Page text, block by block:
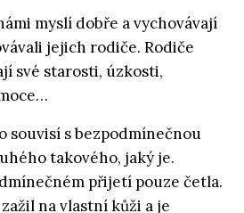
myslí dobře a vychovávají
jejich rodiče. Rodiče
své starosti, úzkosti,
souvisí s bezpodmínečnou
takového, jaký je.
přijetí pouze četla.
na vlastní kůži a je